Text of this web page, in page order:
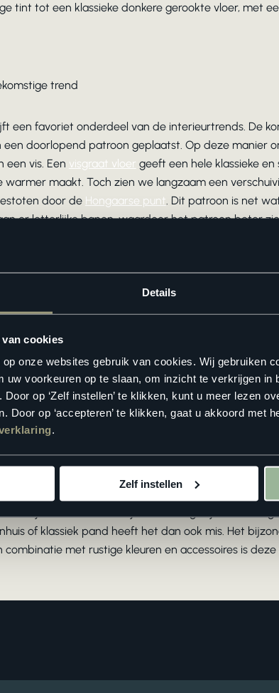
Details
cookies
onze websites gebruik van cookies. Wij gebruiken
uw voorkeuren op te slaan, om inzicht te verkrijgen in
Door op ‘Zelf instellen’ te klikken, kunt u meer lezen
Door op ‘accepteren’ te klikken, gaat u akkoord met
.
Zelf instellen
tint tot een klassieke donkere gerookte vloer, met
trend
een favoriet onderdeel van de interieurtrends. De
een doorlopend patroon geplaatst. Op deze manier
vis. Een visgraat vloer geeft een hele klassieke
maakt. Toch zien we langzaam een
door de Hongaarse punt. Dit patroon is net
er letterlijke banen, waardoor het patroon beter
uit onze interieurs. Een van de oorzaken
te verwijderen is als je woonstijl verandert.
zo gek dus dat we op zoek zijn gegaan naar een
laminaat niet te onderscheiden van een echte
warm aan. Wel de looks, niet de lasten!
van alle patronen, het Versailles patroon
. Het
of klassiek pand heeft het dan ook mis. Het
met rustige kleuren en accessoires is